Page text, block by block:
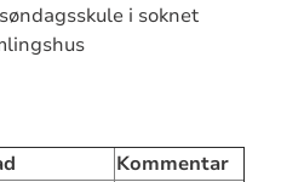
i soknet
Kommentar